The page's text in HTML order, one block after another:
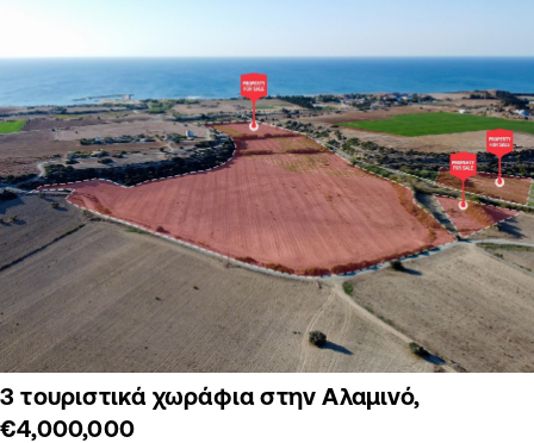
3 τουριστικά χωράφια στην Αλαμινό,
€4,000,000